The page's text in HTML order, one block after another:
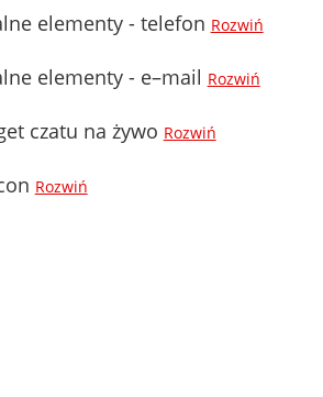
elementy - telefon Rozwiń
elementy - e–mail Rozwiń
czatu na żywo Rozwiń
Rozwiń